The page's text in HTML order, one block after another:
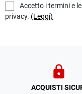
Accetto i termini e
privacy. (Leggi)
lock
ACQUISTI